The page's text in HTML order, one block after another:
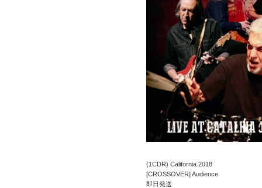
(1CDR) California 2018
[CROSSOVER] Audience
即日発送